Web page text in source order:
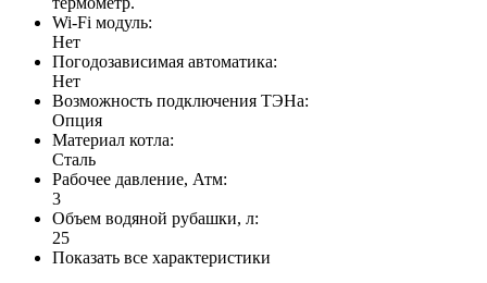
Wi-Fi модуль:
Нет
Погодозависимая автоматика:
Нет
Возможность подключения ТЭНа:
Опция
Материал котла:
Сталь
Рабочее давление, Атм:
3
Объем водяной рубашки, л:
25
Показать все характеристики